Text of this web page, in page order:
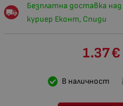
Безплатна доставка над
куриер Еконт, Спиди
1.37€
В наличност